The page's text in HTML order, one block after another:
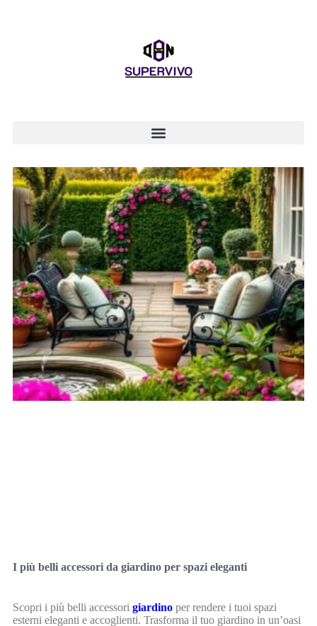
I più belli accessori da giardino per spazi eleganti
Scopri i più belli accessori giardino per rendere i tuoi spazi
esterni eleganti e accoglienti. Trasforma il tuo giardino in un’oasi